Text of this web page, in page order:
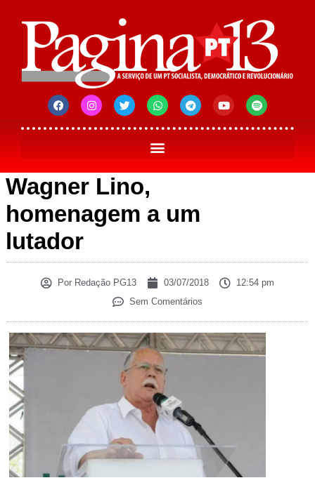
Wagner Lino,
homenagem a um
lutador
Por Redação PG13 03/07/2018
12:54 pm
Sem Comentários